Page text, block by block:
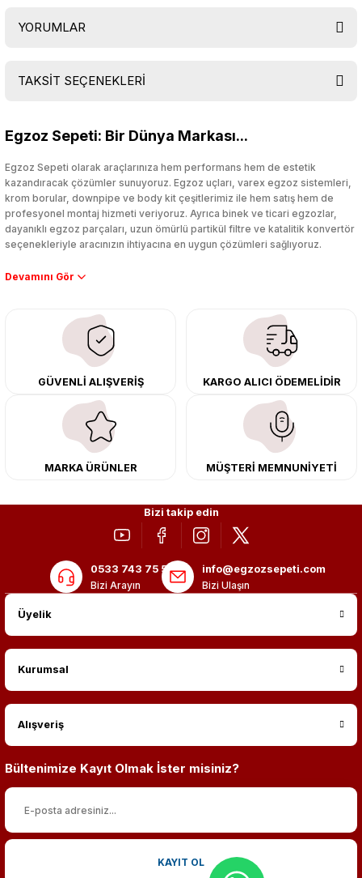
YORUMLAR
TAKSİT SEÇENEKLERİ
Egzoz Sepeti: Bir Dünya Markası...
Egzoz Sepeti olarak araçlarınıza hem performans hem de estetik
kazandıracak çözümler sunuyoruz. Egzoz uçları, varex egzoz sistemleri,
krom borular, downpipe ve body kit çeşitlerimiz ile hem satış hem de
profesyonel montaj hizmeti veriyoruz. Ayrıca binek ve ticari egzozlar,
dayanıklı egzoz parçaları, uzun ömürlü partikül filtre ve katalitik konvertör
seçenekleriyle aracınızın ihtiyacına en uygun çözümleri sağlıyoruz.
Performans artışı isteyen sürücüler için özel performans egzozları ve
çıkma orijinal ürünler ile yenileyebilir, body kit uygulamalarıyla aracınızın
tasarımını ve aerodinamisini üst seviyeye taşıyabilirsiniz.
Tüm ürünlerimiz orijinal, dayanıklı ve uzun ömürlüdür. İstanbul’daki montaj
merkezimizde profesyonel montaj yapıyor, Türkiye’nin her yerine güvenli
kargo ile teslimat gerçekleştiriyoruz. Aracınıza değer katmak için doğru
adres: Egzoz Sepeti.
GÜVENLİ ALIŞVERİŞ KARGO ALICI ÖDEMELİDİR
MARKA ÜRÜNLER MÜŞTERİ MEMNUNİYETİ
Bizi takip edin
0533 743 75 56
Bizi Arayın
info@egzozsepeti.com
Bizi Ulaşın
Üyelik
Kurumsal
Alışveriş
Bültenimize Kayıt Olmak İster misiniz?
KAYIT OL